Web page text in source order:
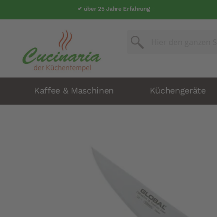
✔ über 25 Jahre Erfahrung
Suche
Kaffee & Maschinen Küchengeräte